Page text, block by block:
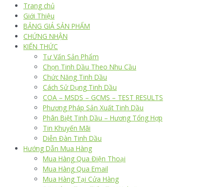
Trang chủ
Giới Thiệu
BẢNG GIÁ SẢN PHẨM
CHỨNG NHẬN
KIẾN THỨC
Tư Vấn Sản Phẩm
Chọn Tinh Dầu Theo Nhu Cầu
Chức Năng Tinh Dầu
Cách Sử Dụng Tinh Dầu
COA – MSDS – GCMS – TEST RESULTS
Phương Pháp Sản Xuất Tinh Dầu
Phân Biệt Tinh Dầu – Hương Tổng Hợp
Tin Khuyến Mãi
Diễn Đàn Tinh Dầu
Hướng Dẫn Mua Hàng
Mua Hàng Qua Điện Thoại
Mua Hàng Qua Email
Mua Hàng Tại Cửa Hàng